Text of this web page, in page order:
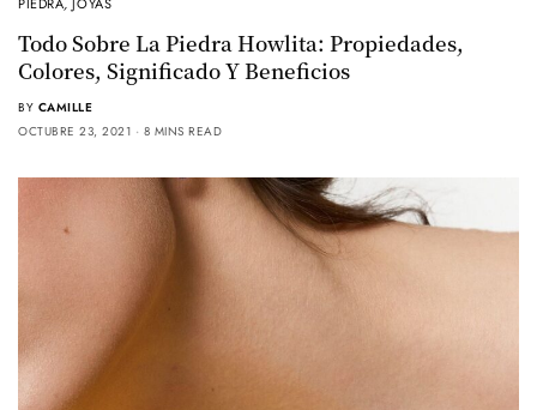
Todo Sobre La Piedra Howlita: Propiedades,
Colores, Significado Y Beneficios
BY CAMILLE
OCTUBRE 23, 2021
8 MINS READ